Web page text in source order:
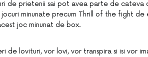
de prietenii sai pot avea parte de cateva
jocuri minunate precum Thrill of the fight
joc minunat de box.
de lovituri, vor lovi, vor transpira si isi vor